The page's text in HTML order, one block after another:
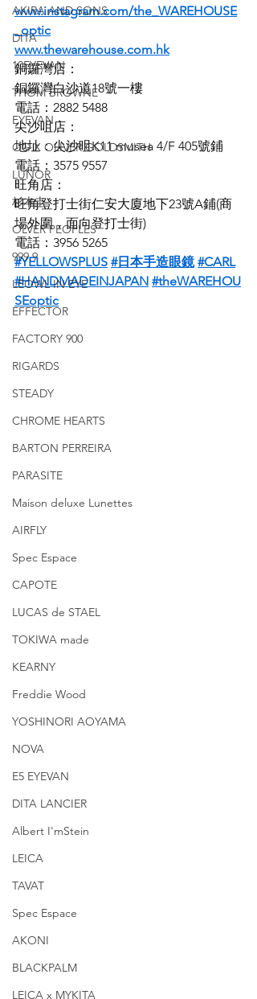
AKIRA AND SONS
DITA
10EYEVAN
THOM BROWNE
EYEVAN
OG X OLIVER GOLDSMITH
LUNOR
杉本圭
OLVER PEOPLES
999.9
LEOWL IN EYE
EFFECTOR
FACTORY 900
RIGARDS
STEADY
CHROME HEARTS
BARTON PERREIRA
PARASITE
Maison deluxe Lunettes
AIRFLY
Spec Espace
CAPOTE
LUCAS de STAEL
TOKIWA made
KEARNY
Freddie Wood
YOSHINORI AOYAMA
NOVA
E5 EYEVAN
DITA LANCIER
Albert I'mStein
LEICA
TAVAT
Spec Espace
AKONI
BLACKPALM
LEICA x MYKITA
www.instagram.com/the_WAREHOUSE
_optic
www.thewarehouse.com.hk
銅鑼灣店：
銅鑼灣白沙道18號一樓
電話：2882 5488
尖沙咀店：
地址：尖沙咀K11 musea 4/F 405號鋪
電話：3575 9557
旺角店：
旺角登打士街仁安大廈地下23號A鋪(商
場外圍，面向登打士街)
電話：3956 5265
#YELLOWSPLUS #日本手造眼鏡 #CARL
#HANDMADEINJAPAN #theWAREHOU
SEoptic